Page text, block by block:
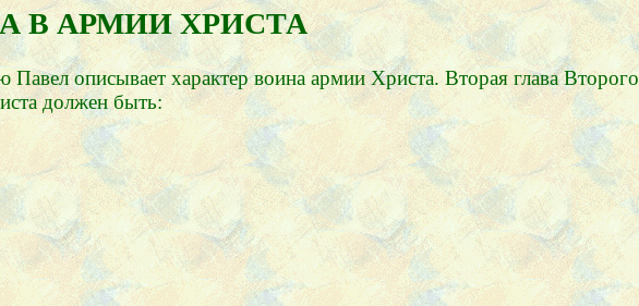
В АРМИИ ХРИСТА
описывает характер воина армии Христа. Вторая глава Второго
должен быть: